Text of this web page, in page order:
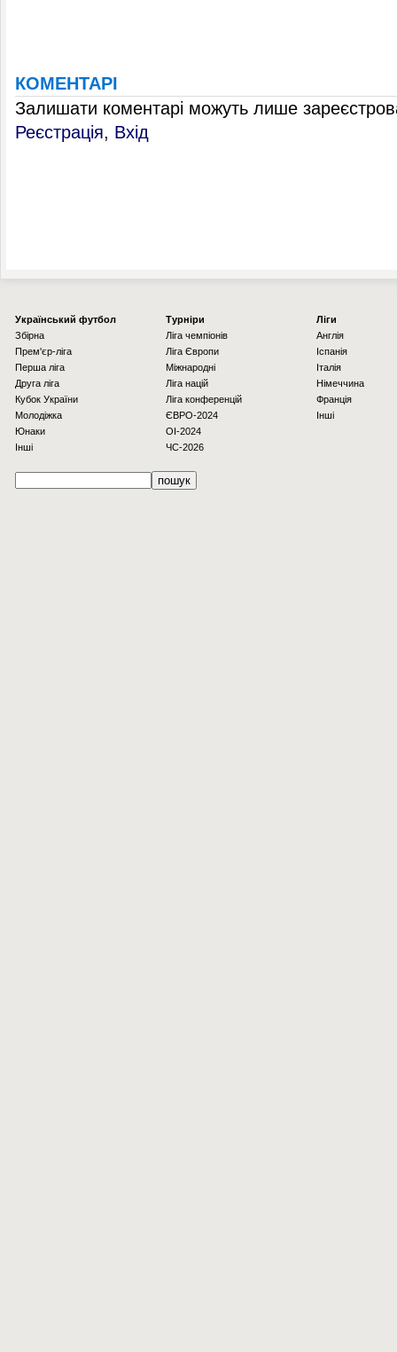
КОМЕНТАРІ
Залишати коментарі можуть лише
Реєстрація, Вхід
Українcький футбол
Збірна
Прем'єр-ліга
Перша ліга
Друга ліга
Кубок України
Молодіжка
Юнаки
Інші
Турніри
Ліга чемпіонів
Ліга Європи
Міжнародні
Ліга націй
Ліга конференцій
ЄВРО-2024
OI-2024
ЧС-2026
Ліги
Англія
Іспанія
Італія
Німеччина
Франція
Інші